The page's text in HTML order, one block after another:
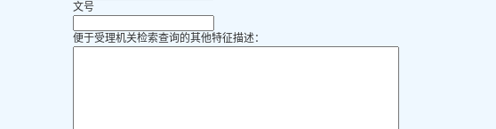
文号
便于受理机关检索查询的其他特征描述：